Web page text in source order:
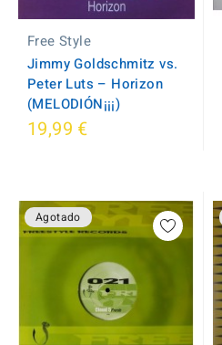
Free Style
Jimmy Goldschmitz vs.
Peter Luts – Horizon
(MELODIÓN¡¡¡)
19,99 €
Agotado